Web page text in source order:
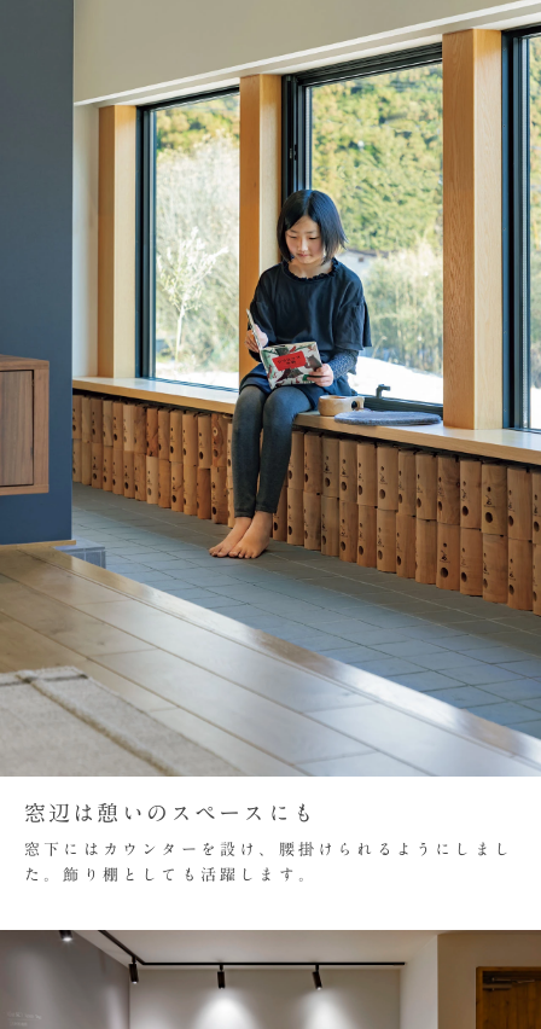
窓辺は憩いのスペースにも
窓下にはカウンターを設け、腰掛けられるようにしまし
た。飾り棚としても活躍します。